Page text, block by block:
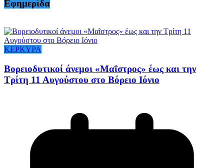
Εφημερίδα
ΚΕΡΚΥΡΑ
Βορειοδυτικοί άνεμοι «Μαΐστρος» έως και την
Τρίτη 11 Αυγούστου στο Βόρειο Ιόνιο